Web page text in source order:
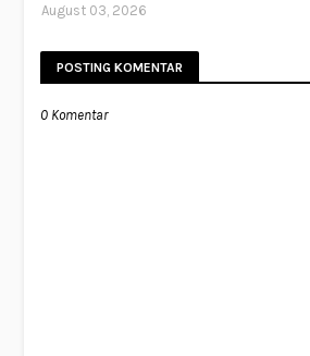
August 03, 2026
POSTING KOMENTAR
0 Komentar